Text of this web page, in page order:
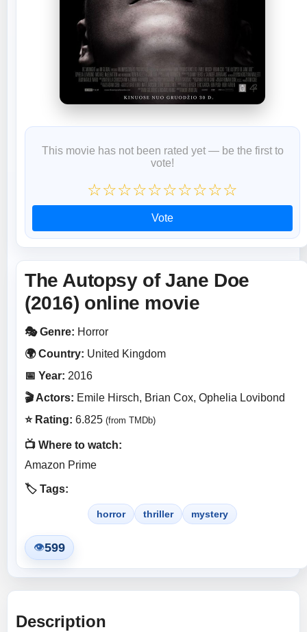
This movie has not been rated yet — be the first to
vote!
☆☆☆☆☆☆☆☆☆☆
Vote
The Autopsy of Jane Doe
(2016) online movie
🎭 Genre: Horror
🌍 Country: United Kingdom
📅 Year: 2016
🎬 Actors: Emile Hirsch, Brian Cox, Ophelia Lovibond
⭐ Rating: 6.825 (from TMDb)
📺 Where to watch:
Amazon Prime
🏷️ Tags:
horror thriller mystery
👁599
Description